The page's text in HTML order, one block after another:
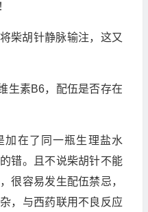
柴胡针静脉输注，这又
生素B6，配伍是否存在
加在了同一瓶生理盐水
错。且不说柴胡针不能
很容易发生配伍禁忌，
，与西药联用不良反应